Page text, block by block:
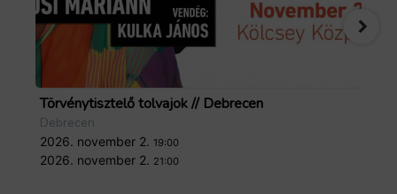
Forrás: GoTourist
Törvénytisztelő tolvajok // Debrecen
Debrecen
2026. november 2. 19:00
2026. november 2. 21:00